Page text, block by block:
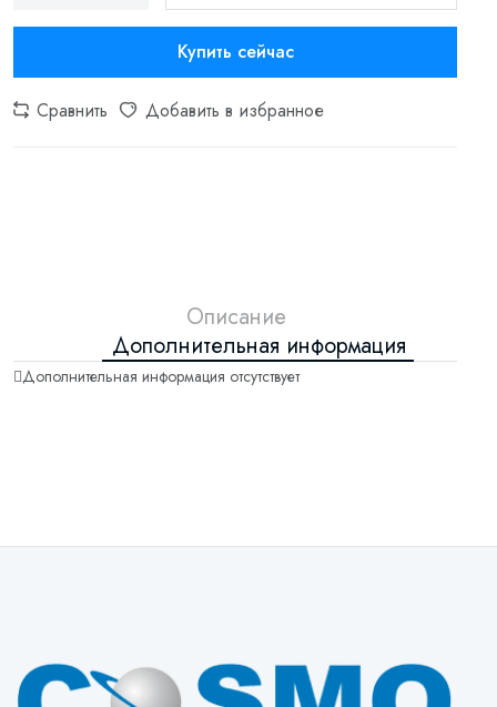
Купить сейчас
Сравнить Добавить в избранное
Описание
Дополнительная информация
Дополнительная информация отсутствует